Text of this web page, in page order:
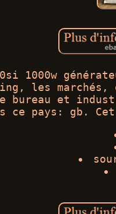
1000w
les
bureau et
ce pays: gb.